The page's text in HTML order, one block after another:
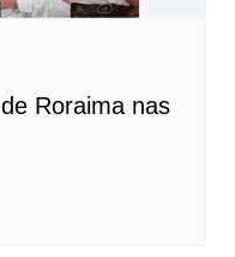
Roraima nas